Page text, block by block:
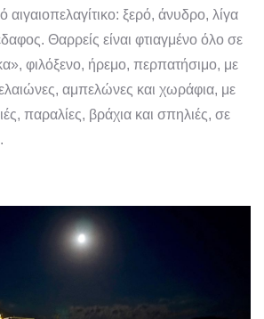
αιγαιοπελαγίτικο: ξερό, άνυδρο, λίγα
Θαρρείς είναι φτιαγμένο όλο σε
φιλόξενο, ήρεμο, περπατήσιμο, με
αμπελώνες και χωράφια, με
παραλίες, βράχια και σπηλιές, σε